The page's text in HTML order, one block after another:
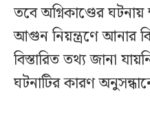
তবে অগ্নিকাণ্ডের ঘটনায়
আগুন নিয়ন্ত্রণে আনার
বিস্তারিত তথ্য জানা
ঘটনাটির কারণ